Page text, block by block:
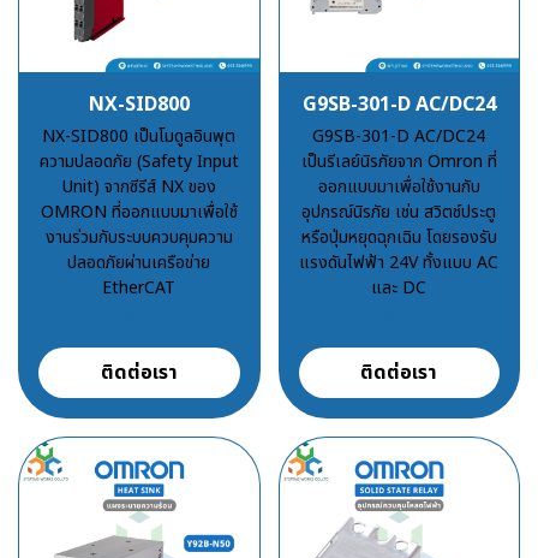
NX-SID800
NX-SID800 เป็นโมดูลอินพุต
ความปลอดภัย (Safety Input
Unit) จากซีรีส์ NX ของ
OMRON ที่ออกแบบมาเพื่อใช้
งานร่วมกับระบบควบคุมความ
ปลอดภัยผ่านเครือข่าย
EtherCAT
ติดต่อเรา
G9SB-301-D AC/DC24
G9SB-301-D AC/DC24
เป็นรีเลย์นิรภัยจาก Omron ที่
ออกแบบมาเพื่อใช้งานกับ
อุปกรณ์นิรภัย เช่น สวิตช์ประตู
หรือปุ่มหยุดฉุกเฉิน โดยรองรับ
แรงดันไฟฟ้า 24V ทั้งแบบ AC
และ DC
ติดต่อเรา